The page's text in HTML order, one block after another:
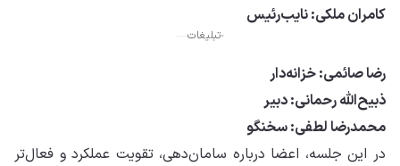
کامران ملکی: نایب‌رئیس
تبلیغات
رضا صائمی: خزانه‌دار
ذبیح‌الله رحمانی: دبیر
محمدرضا لطفی: سخنگو
در این جلسه، اعضا درباره سامان‌دهی، تقویت عملکرد و فعال‌تر